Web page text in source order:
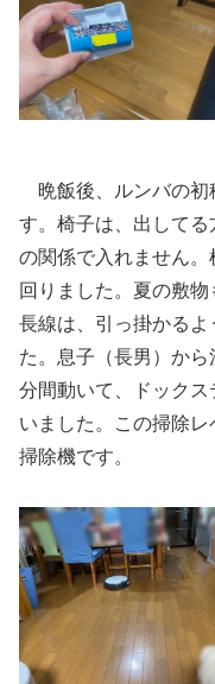
晩飯後、ルンバの初
す。椅子は、出して
の関係で入れません
回りました。夏の敷
長線は、引っ掛かる
た。息子（長男）か
分間動いて、ドック
いました。この掃除
掃除機です。